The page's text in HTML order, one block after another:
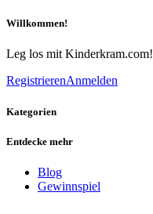
Willkommen!
Leg los mit Kinderkram.com!
RegistrierenAnmelden
Kategorien
Entdecke mehr
Blog
Gewinnspiel